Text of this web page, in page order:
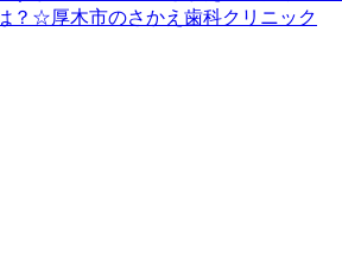
？☆厚木市のさかえ歯科クリニック